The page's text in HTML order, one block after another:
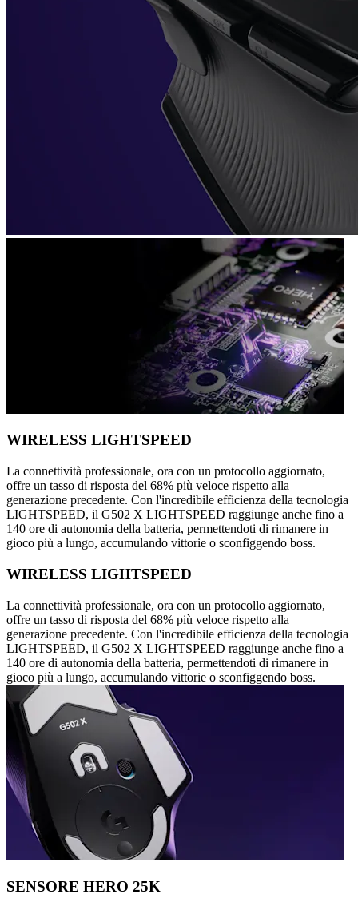
WIRELESS LIGHTSPEED
La connettività professionale, ora con un protocollo aggiornato,
offre un tasso di risposta del 68% più veloce rispetto alla
generazione precedente. Con l'incredibile efficienza della tecnologia
LIGHTSPEED, il G502 X LIGHTSPEED raggiunge anche fino a
140 ore di autonomia della batteria, permettendoti di rimanere in
gioco più a lungo, accumulando vittorie o sconfiggendo boss.
WIRELESS LIGHTSPEED
La connettività professionale, ora con un protocollo aggiornato,
offre un tasso di risposta del 68% più veloce rispetto alla
generazione precedente. Con l'incredibile efficienza della tecnologia
LIGHTSPEED, il G502 X LIGHTSPEED raggiunge anche fino a
140 ore di autonomia della batteria, permettendoti di rimanere in
gioco più a lungo, accumulando vittorie o sconfiggendo boss.
SENSORE HERO 25K